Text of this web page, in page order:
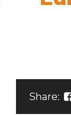
Share: